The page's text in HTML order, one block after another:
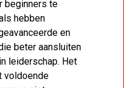
beginners te
hebben
en
beter aansluiten
leiderschap. Het
voldoende